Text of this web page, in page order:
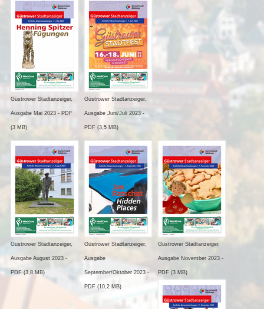
Güstrower Stadtanzeiger,
Ausgabe Mai 2023 - PDF
(3 MB)
Güstrower Stadtanzeiger,
Ausgabe Juni/Juli 2023 -
PDF (3,5 MB)
Güstrower Stadtanzeiger,
Ausgabe August 2023 -
PDF (3,8 MB)
Güstrower Stadtanzeiger,
Ausgabe
September/Oktober 2023 -
PDF (10,2 MB)
Güstrower Stadtanzeiger,
Ausgabe November 2023 -
PDF (3 MB)